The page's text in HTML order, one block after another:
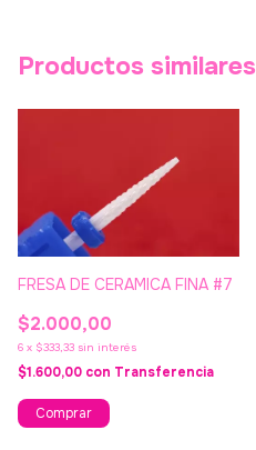
Productos similares
FRESA DE CERAMICA FINA #7
$2.000,00
6 x $333,33 sin interés
$1.600,00 con Transferencia